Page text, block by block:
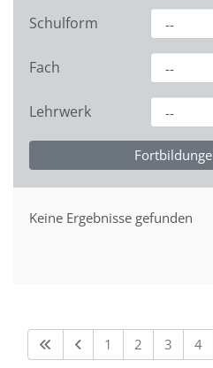
Schulform
Fach
Lehrwerk
Keine Ergebnisse gefunden
1 2 3 4